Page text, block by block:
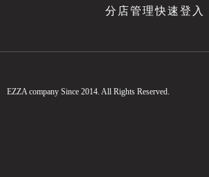
分店管理快速登入
EZZA company Since 2014. All Rights Reserved.